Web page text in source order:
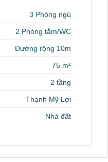
3 Phòng ngủ
2 Phòng tắm/WC
Đường rộng 10m
75 m²
2 tầng
Thạnh Mỹ Lợi
Nhà đất